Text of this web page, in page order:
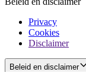
Privacy
Cookies
Disclaimer
Beleid en disclaimer